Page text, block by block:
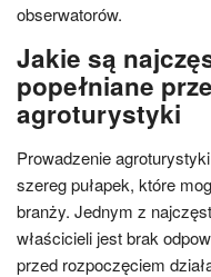
obserwatorów.
Jakie są
popełniane
agroturystyki
Prowadzenie
szereg pułapek, które
branży. Jednym z
właścicieli jest brak
przed rozpoczęciem